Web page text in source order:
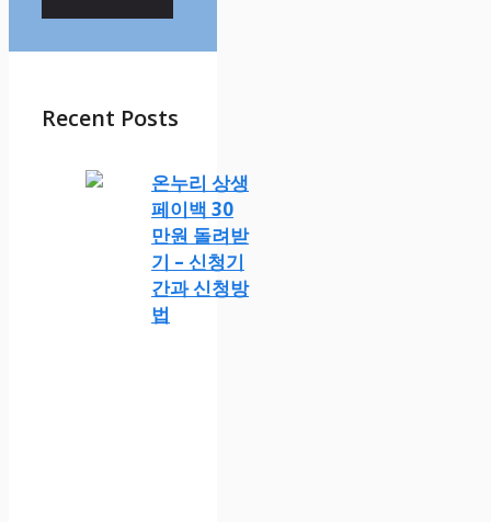
Recent Posts
온누리 상생
페이백 30
만원 돌려받
기 – 신청기
간과 신청방
법